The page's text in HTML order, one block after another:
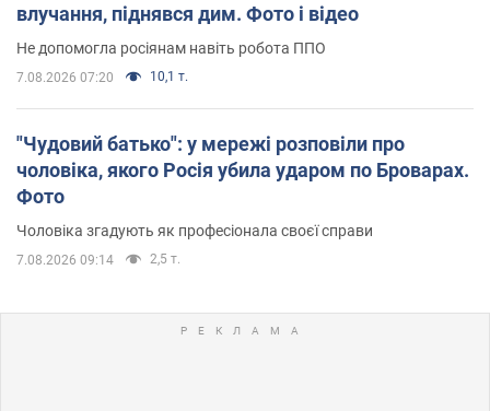
влучання, піднявся дим. Фото і відео
Не допомогла росіянам навіть робота ППО
7.08.2026 07:20 10,1 т.
"Чудовий батько": у мережі розповіли про
чоловіка, якого Росія убила ударом по Броварах.
Фото
Чоловіка згадують як професіонала своєї справи
7.08.2026 09:14 2,5 т.